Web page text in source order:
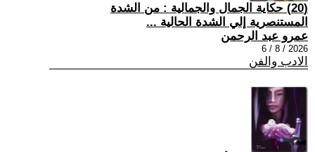
(20) حكاية الجمال والجمالية : من الشدة
المستنصرية إلي الشدة الحالية ...
عمرو عبد الرحمن
2026 / 8 / 6
الادب والفن